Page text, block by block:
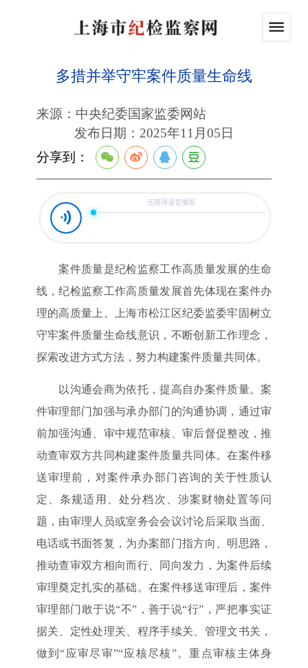
多措并举守牢案件质量生命线
来源：中央纪委国家监委网站
发布日期：2025年11月05日
分享到：
案件质量是纪检监察工作高质量发展的生命
线，纪检监察工作高质量发展首先体现在案件办
理的高质量上。上海市松江区纪委监委牢固树立
守牢案件质量生命线意识，不断创新工作理念，
探索改进方式方法，努力构建案件质量共同体。
以沟通会商为依托，提高自办案件质量。案
件审理部门加强与承办部门的沟通协调，通过审
前加强沟通、审中规范审核、审后督促整改，推
动查审双方共同构建案件质量共同体。在案件移
送审理前，对案件承办部门咨询的关于性质认
定、条规适用、处分档次、涉案财物处置等问
题，由审理人员或室务会会议讨论后采取当面、
电话或书面答复，为办案部门指方向、明思路，
推动查审双方相向而行、同向发力，为案件后续
审理奠定扎实的基础。在案件移送审理后，案件
审理部门敢于说“不”，善于说“行”，严把事实证
据关、定性处理关、程序手续关、管理文书关，
做到“应审尽审”“应核尽核”。重点审核主体身